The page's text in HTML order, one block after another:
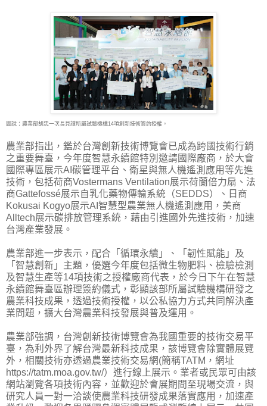
圖說：農業部胡忠一次長見證所屬試驗機構14項創新技術簽約授權。
農業部指出，鑑於台灣創新技術博覽會已成為跨國技術行銷
之重要舞臺，今年度智慧永續館特別邀請國際廠商，於大會
國際專區展示AI碳管理平台、衛星與無人機遙測應用等先進
技術，包括荷商Vostermans Ventilation展示荷蘭倍力扇、法
商Gattefossé展示自乳化藥物傳輸系統（SEDDS）、日商
Kokusai Kogyo展示AI智慧型農業無人機遙測應用，美商
Alltech展示碳排放管理系統，藉由引進國外先進技術，加速
台灣產業發展。
農業部進一步表示，配合「循環永續」、「韌性賦能」及
「智慧創新」主題，優選今年度包括微生物肥料、檢驗檢測
及智慧生產等14項技術之授權廠商代表，於今日下午在智慧
永續館舞臺區辦理簽約儀式，彰顯該部所屬試驗機構研發之
農業科技成果，透過技術授權，以公私協力方式共同解決產
業問題，擴大台灣農業科技發展與普及運用。
農業部強調，台灣創新技術博覽會為我國重要的技術交易平
臺，為利外界了解台灣最新科技成果，該博覽會除實體展覽
外，相關技術亦透過農業技術交易網(簡稱TATM，網址
https://tatm.moa.gov.tw/）進行線上展示。業者或民眾可由該
網站瀏覽各項技術內容，並歡迎於會展期間至現場交流，與
研究人員一對一洽談使農業科技研發成果落實應用，加速產